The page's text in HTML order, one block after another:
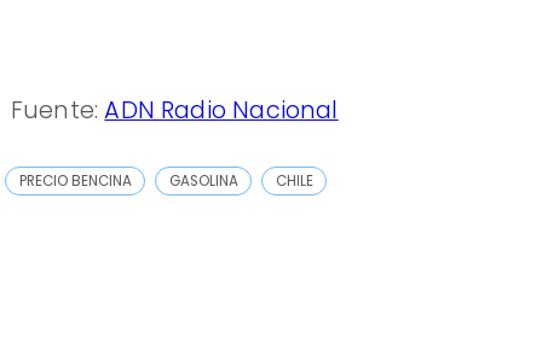
Fuente:ADN Radio Nacional
PRECIO BENCINA GASOLINA CHILE